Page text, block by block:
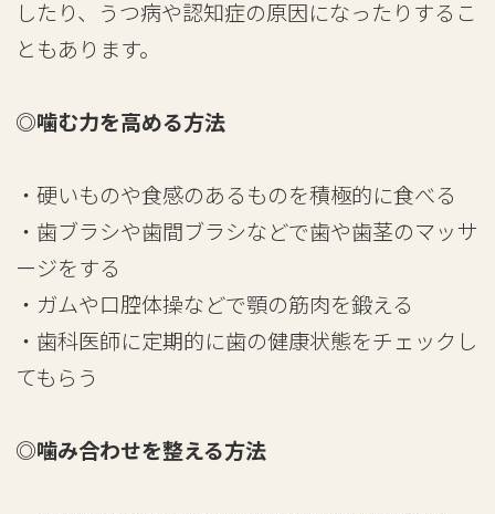
したり、うつ病や認知症の原因になったりするこ
ともあります。
◎噛む力を高める方法
・硬いものや食感のあるものを積極的に食べる
・歯ブラシや歯間ブラシなどで歯や歯茎のマッサ
ージをする
・ガムや口腔体操などで顎の筋肉を鍛える
・歯科医師に定期的に歯の健康状態をチェックし
てもらう
◎噛み合わせを整える方法